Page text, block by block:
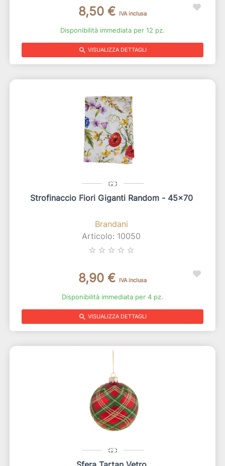
8,50 € IVA inclusa
Disponibilità immediata per 12 pz.
search VISUALIZZA DETTAGLI
Strofinaccio Fiori Giganti Random - 45x70
Brandani
Articolo: 10050
star_border star_border star_border star_border star_border
8,90 € IVA inclusa
Disponibilità immediata per 4 pz.
search VISUALIZZA DETTAGLI